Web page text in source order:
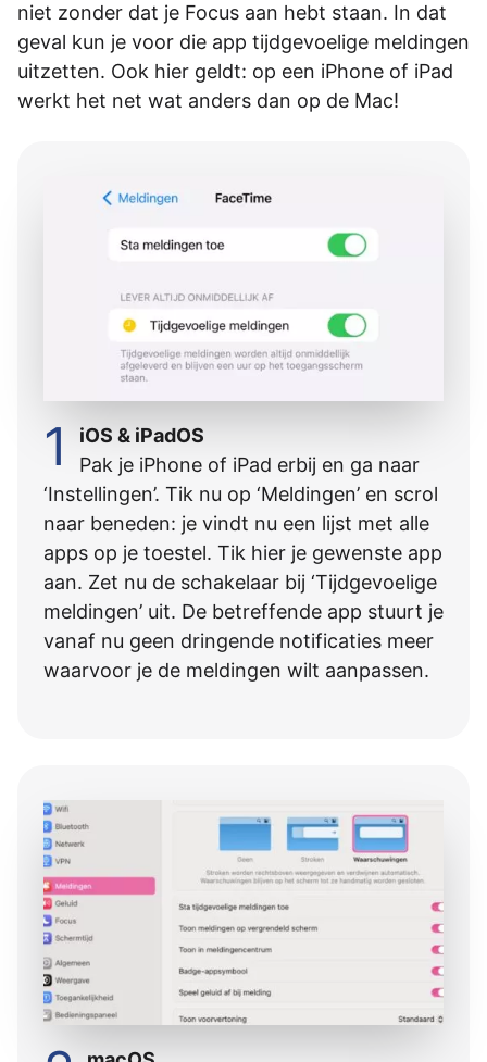
niet zonder dat je Focus aan hebt staan. In dat
geval kun je voor die app tijdgevoelige meldingen
uitzetten. Ook hier geldt: op een iPhone of iPad
werkt het net wat anders dan op de Mac!
1
iOS & iPadOS
Pak je iPhone of iPad erbij en ga naar
‘Instellingen’. Tik nu op ‘Meldingen’ en scrol
naar beneden: je vindt nu een lijst met alle
apps op je toestel. Tik hier je gewenste app
aan. Zet nu de schakelaar bij ‘Tijdgevoelige
meldingen’ uit. De betreffende app stuurt je
vanaf nu geen dringende notificaties meer
waarvoor je de meldingen wilt aanpassen.